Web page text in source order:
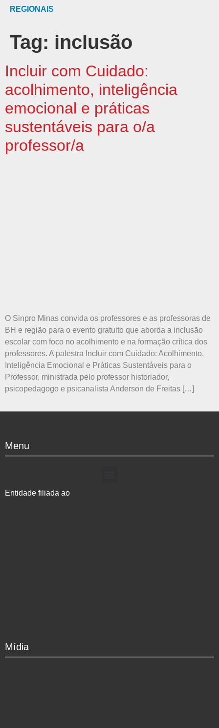
REGIONAIS
Tag: inclusão
Incluir com Cuidado:
acolhimento, inteligência
emocional e práticas
sustentáveis para o/a
professor/a
O Sinpro Minas convida os professores e as professoras de
BH e região para o evento gratuito que aborda a inclusão
escolar com foco no acolhimento e na formação crítica dos
professores. A palestra Incluir com Cuidado: Acolhimento,
Inteligência Emocional e Práticas Sustentáveis para o
Professor, ministrada pelo professor historiador,
psicopedagogo e psicanalista Anderson de Freitas […]
Menu
Entidade filiada ao
Mídia